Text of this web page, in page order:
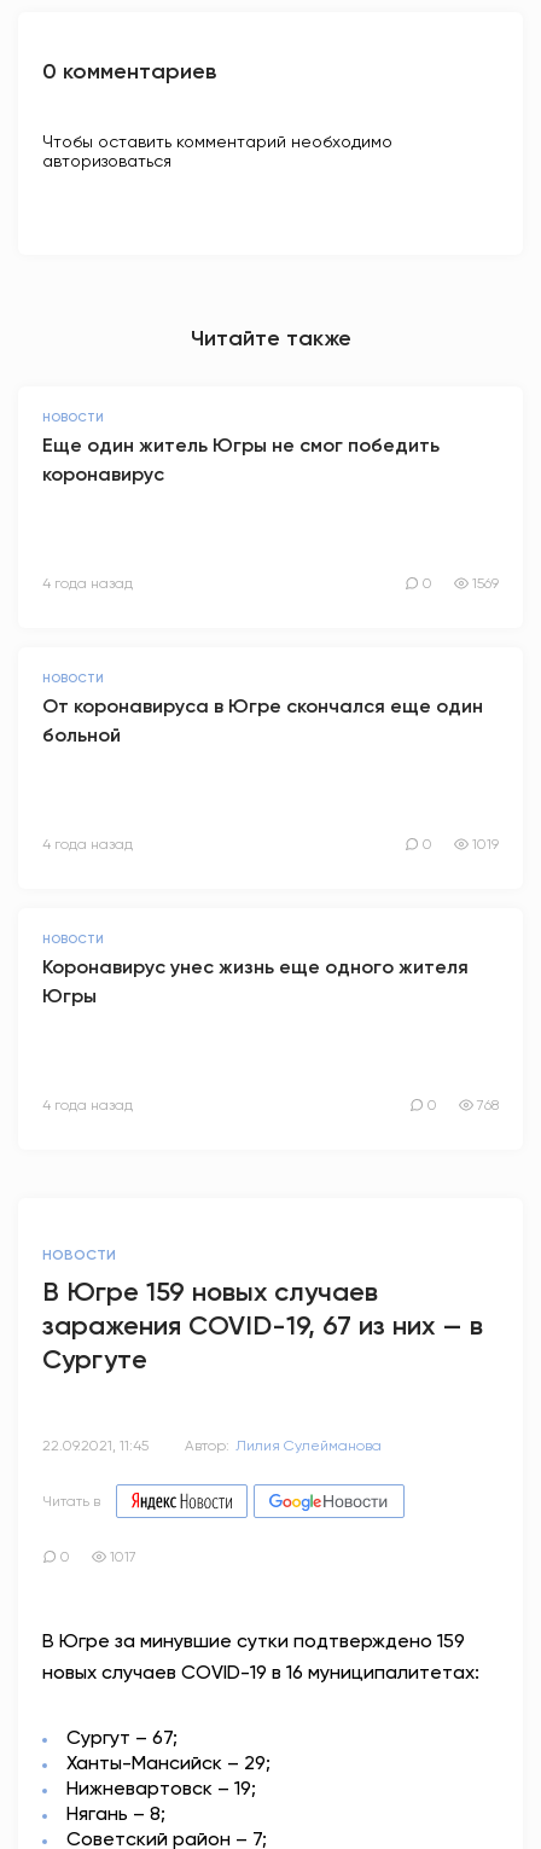
0 комментариев
Чтобы оставить комментарий необходимо
авторизоваться
Читайте также
НОВОСТИ
Еще один житель Югры не смог победить
коронавирус
4 года назад 0 1569
НОВОСТИ
От коронавируса в Югре скончался еще один
больной
4 года назад 0 1019
НОВОСТИ
Коронавирус унес жизнь еще одного жителя
Югры
4 года назад 0 768
НОВОСТИ
В Югре 159 новых случаев
заражения COVID-19, 67 из них — в
Сургуте
22.09.2021, 11:45 Автор: Лилия Сулейманова
Читать в
0 1017
В Югре за минувшие сутки подтверждено 159
новых случаев COVID-19 в 16 муниципалитетах:
Сургут – 67;
Ханты-Мансийск – 29;
Нижневартовск – 19;
Нягань – 8;
Советский район – 7;